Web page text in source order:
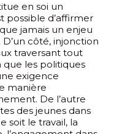
en soi un
possible d’affirmer
jamais un enjeu
côté, injonction
traversant tout
les politiques
exigence
manière
De l’autre
des jeunes dans
soit le travail, la